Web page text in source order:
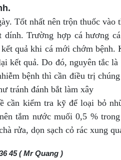
Tốt nhất nên trộn thuốc vào
dính.Trường hợp cá hương
quả khi cá mới chớm bệnh.
kết quả. Do đó, nguyên tắc
bệnh thì cần điều trị chúng
tránh đánh bắt làm xây
cần kiểm tra kỹ để loại bỏ
tắm nước muối 0,5 %
rửa, dọn sạch cỏ rác xung
45 ( Mr Quang )